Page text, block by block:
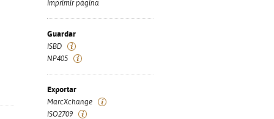
Imprimir página
Guardar
ISBD
NP405
Exportar
MarcXchange
ISO2709